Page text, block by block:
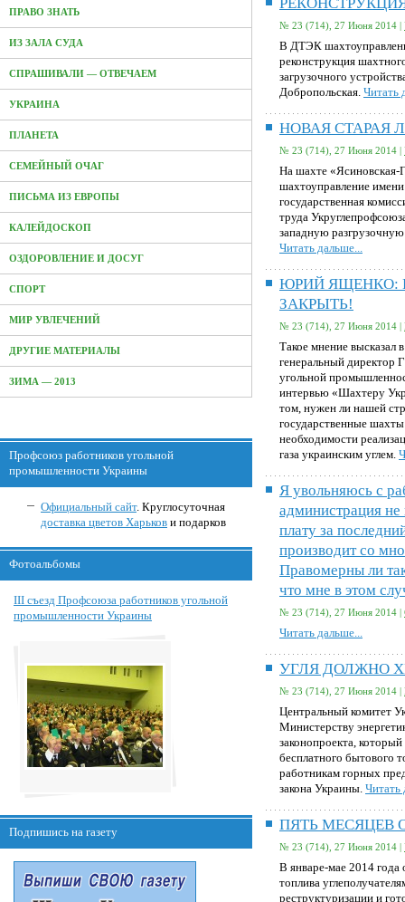
ПРАВО ЗНАТЬ
ИЗ ЗАЛА СУДА
СПРАШИВАЛИ — ОТВЕЧАЕМ
УКРАИНА
ПЛАНЕТА
СЕМЕЙНЫЙ ОЧАГ
ПИСЬМА ИЗ ЕВРОПЫ
КАЛЕЙДОСКОП
ОЗДОРОВЛЕНИЕ И ДОСУГ
СПОРТ
МИР УВЛЕЧЕНИЙ
ДРУГИЕ МАТЕРИАЛЫ
ЗИМА — 2013
Профсоюз работников угольной
промышленности Украины
Официальный сайт. Круглосуточная
доставка цветов Харьков и подарков
Фотоальбомы
III съезд Профсоюза работников угольной
промышленности Украины
Подпишись на газету
№ 23 (714), 27 Июня 2014 |
В ДТЭК
реконструкция
загрузочного
Добропольская. Читать
НОВАЯ СТАРАЯ
№ 23 (714), 27 Июня 2014 |
На шахте «Ясиновская-
шахтоуправление
государственная
труда
западную
Читать дальше...
ЮРИЙ ЯЩЕНКО:
ЗАКРЫТЬ!
№ 23 (714), 27 Июня 2014 |
Такое мнение высказал
генеральный директор
угольной
интервью «Шахтеру
том, нужен ли нашей
государственные
необходимости
газа украинским углем.
Я увольняюсь с
администрация
плату за
производит со
Правомерны ли
что мне в этом
№ 23 (714), 27 Июня 2014 |
Читать дальше...
УГЛЯ ДОЛЖНО
№ 23 (714), 27 Июня 2014 |
Центральный комитет
Министерству
законопроекта,
бесплатного бытового
работникам горных
закона Украины. Читать
ПЯТЬ МЕСЯЦЕВ
№ 23 (714), 27 Июня 2014 |
В январе-мае 2014 года
топлива
реструктуризации и